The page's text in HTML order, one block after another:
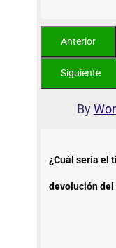
By
¿Cuál sería el
devolución del